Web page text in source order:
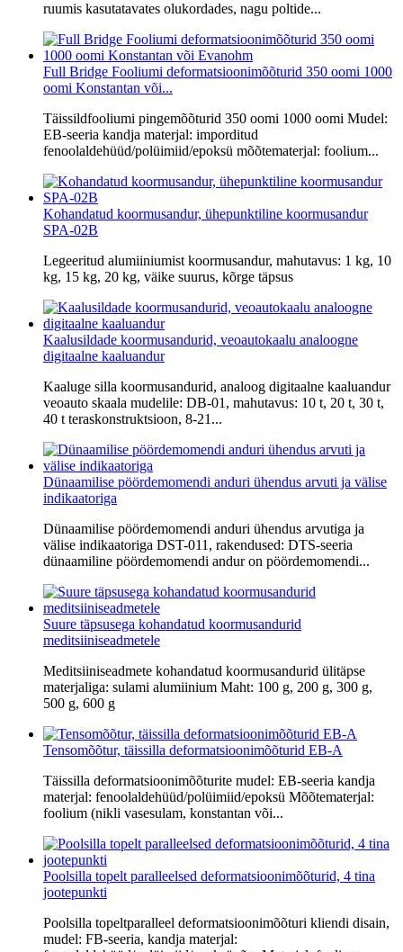
ruumis kasutatavates olukordades, nagu poltide...
Full Bridge Fooliumi deformatsioonimõõturid 350 oomi 1000
oomi Konstantan või...
Täissildfooliumi pingemõõturid 350 oomi 1000 oomi Mudel:
EB-seeria kandja materjal: imporditud
fenoolaldehüüd/polüimiid/epoksü mõõtematerjal: foolium...
Kohandatud koormusandur, ühepunktiline koormusandur
SPA-02B
Legeeritud alumiiniumist koormusandur, mahutavus: 1 kg, 10
kg, 15 kg, 20 kg, väike suurus, kõrge täpsus
Kaalusildade koormusandurid, veoautokaalu analoogne
digitaalne kaaluandur
Kaaluge silla koormusandurid, analoog digitaalne kaaluandur
veoauto skaala mudelile: DB-01, mahutavus: 10 t, 20 t, 30 t,
40 t teraskonstruktsioon, 8-21...
Dünaamilise pöördemomendi anduri ühendus arvuti ja välise
indikaatoriga
Dünaamilise pöördemomendi anduri ühendus arvutiga ja
välise indikaatoriga DST-011, rakendused: DTS-seeria
dünaamiline pöördemomendi andur on pöördemomendi...
Suure täpsusega kohandatud koormusandurid
meditsiiniseadmetele
Meditsiiniseadmete kohandatud koormusandurid ülitäpse
materjaliga: sulami alumiinium Maht: 100 g, 200 g, 300 g,
500 g, 600 g
Tensomõõtur, täissilla deformatsioonimõõturid EB-A
Täissilla deformatsioonimõõturite mudel: EB-seeria kandja
materjal: fenoolaldehüüd/polüimiid/epoksü Mõõtematerjal:
foolium (nikli vasesulam, konstantan või...
Poolsilla topelt paralleelsed deformatsioonimõõturid, 4 tina
jootepunkti
Poolsilla topeltparalleel deformatsioonimõõturi kliendi disain,
mudel: FB-seeria, kandja materjal: